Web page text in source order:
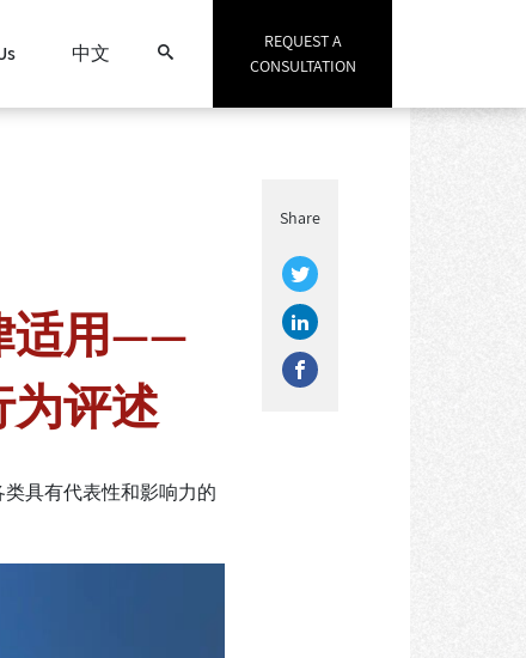
中文
REQUEST A
CONSULTATION
Share
适用——
为评述
具有代表性和影响力的